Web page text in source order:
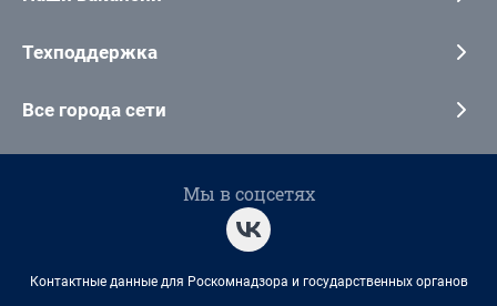
Техподдержка
Все города сети
Мы в соцсетях
Контактные данные для Роскомнадзора и государственных органов